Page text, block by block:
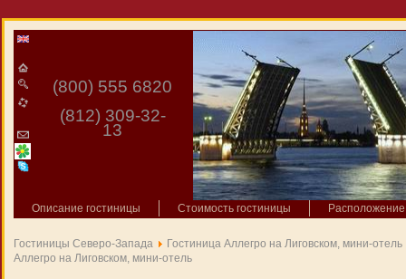
(800) 555 6820
(812) 309-32-
13
Описание гостиницы Стоимость гостиницы
Гостиницы Северо-Запада
Гостиница Аллегро на Лиговском, мини-отель
Аллегро на Лиговском, мини-отель